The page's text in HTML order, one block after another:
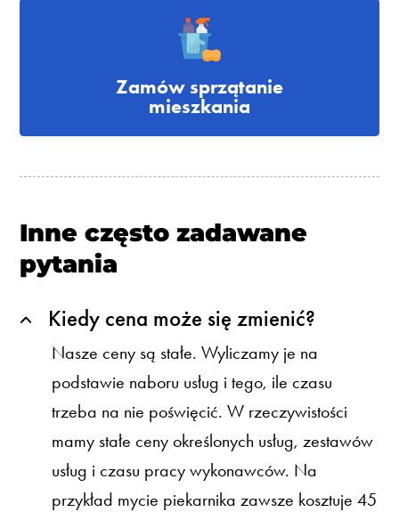
Zamów sprzątanie
mieszkania
Inne często zadawane
pytania
Kiedy cena może się zmienić?
Nasze ceny są stałe. Wyliczamy je na
podstawie naboru usług i tego, ile czasu
trzeba na nie poświęcić. W rzeczywistości
mamy stałe ceny określonych usług, zestawów
usług i czasu pracy wykonawców. Na
przykład mycie piekarnika zawsze kosztuje 45